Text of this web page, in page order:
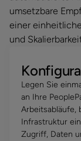
umsetzbare
einer
und
Legen Sie
an Ihre
Arbeitsabläufe,
Infrastruktur
Zugriff, Daten